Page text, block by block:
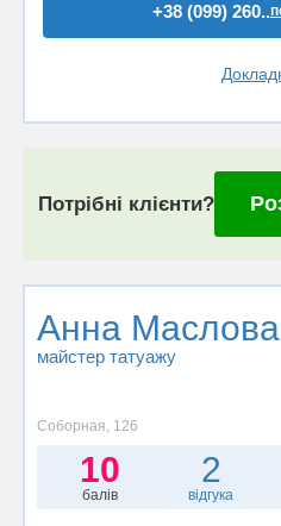
+38 (099) 260..
Потрібні клієнти?
Анна Маслова
майстер татуажу
Соборная, 126
10
балів
2
відгука